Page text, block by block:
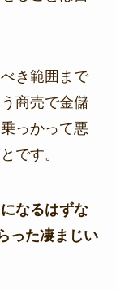
き範囲まで
商売で金儲
っかって悪
です。
なるはずな
った凄まじい